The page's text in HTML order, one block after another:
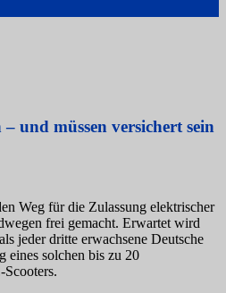
und müssen versichert sein
Weg für die Zulassung elektrischer
frei gemacht. Erwartet wird
jeder dritte erwachsene Deutsche
eines solchen bis zu 20